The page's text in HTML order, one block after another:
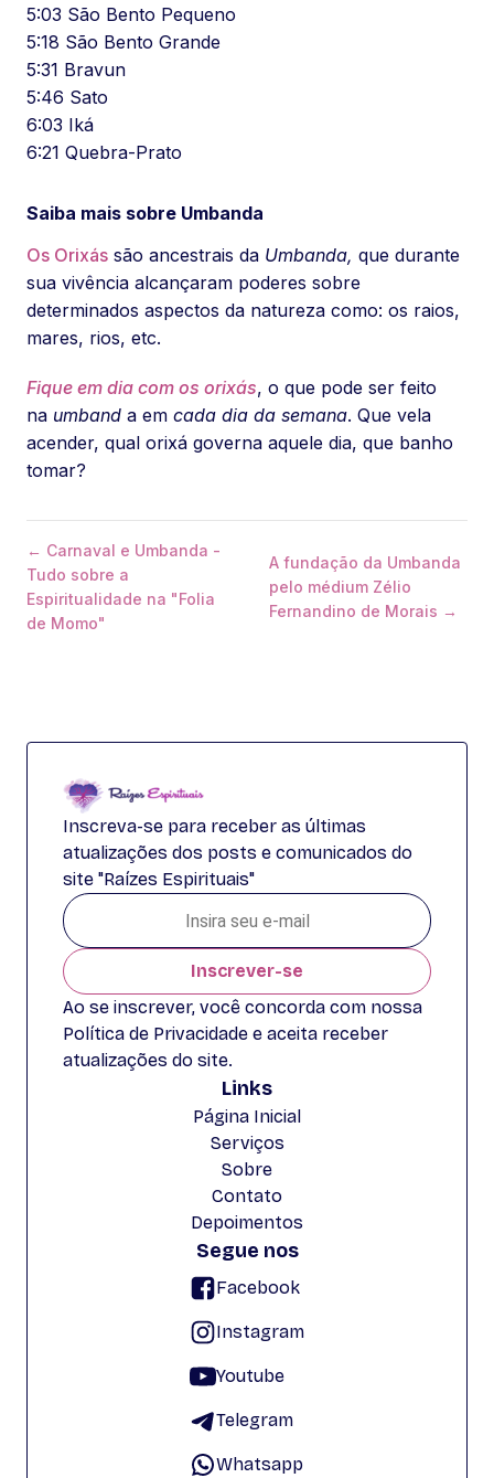
5:03 São Bento Pequeno
5:18 São Bento Grande
5:31 Bravun
5:46 Sato
6:03 Iká
6:21 Quebra-Prato
Saiba mais sobre Umbanda
Os Orixás são ancestrais da Umbanda, que durante
sua vivência alcançaram poderes sobre
determinados aspectos da natureza como: os raios,
mares, rios, etc.
Fique em dia com os orixás, o que pode ser feito
na umband a em cada dia da semana. Que vela
acender, qual orixá governa aquele dia, que banho
tomar?
← Carnaval e Umbanda -
Tudo sobre a
Espiritualidade na "Folia
de Momo"
A fundação da Umbanda
pelo médium Zélio
Fernandino de Morais →
Inscreva-se para receber as últimas
atualizações dos posts e comunicados do
site "Raízes Espirituais"
Inscrever-se
Ao se inscrever, você concorda com nossa
Política de Privacidade e aceita receber
atualizações do site.
Links
Página Inicial
Serviços
Sobre
Contato
Depoimentos
Segue nos
Facebook
Instagram
Youtube
Telegram
Whatsapp